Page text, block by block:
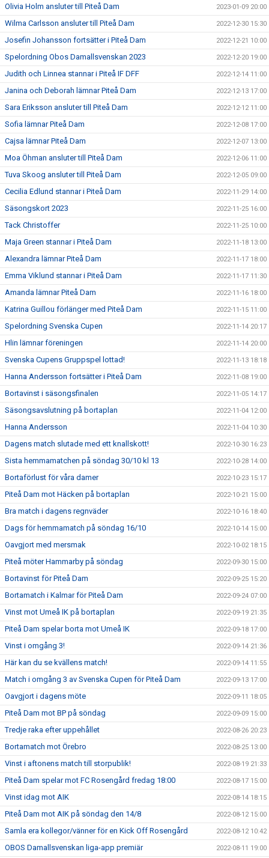
Olivia Holm ansluter till Piteå Dam 2023-01-09 20:00
Wilma Carlsson ansluter till Piteå Dam 2022-12-30 15:30
Josefin Johansson fortsätter i Piteå Dam 2022-12-21 10:00
Spelordning Obos Damallsvenskan 2023 2022-12-20 19:00
Judith och Linnea stannar i Piteå IF DFF 2022-12-14 11:00
Janina och Deborah lämnar Piteå Dam 2022-12-13 17:00
Sara Eriksson ansluter till Piteå Dam 2022-12-12 11:00
Sofia lämnar Piteå Dam 2022-12-08 17:00
Cajsa lämnar Piteå Dam 2022-12-07 13:00
Moa Öhman ansluter till Piteå Dam 2022-12-06 11:00
Tuva Skoog ansluter till Piteå Dam 2022-12-05 09:00
Cecilia Edlund stannar i Piteå Dam 2022-11-29 14:00
Säsongskort 2023 2022-11-25 16:00
Tack Christoffer 2022-11-25 10:00
Maja Green stannar i Piteå Dam 2022-11-18 13:00
Alexandra lämnar Piteå Dam 2022-11-17 18:00
Emma Viklund stannar i Piteå Dam 2022-11-17 11:30
Amanda lämnar Piteå Dam 2022-11-16 18:00
Katrina Guillou förlänger med Piteå Dam 2022-11-15 11:00
Spelordning Svenska Cupen 2022-11-14 20:17
Hlin lämnar föreningen 2022-11-14 20:00
Svenska Cupens Gruppspel lottad! 2022-11-13 18:18
Hanna Andersson fortsätter i Piteå Dam 2022-11-08 19:00
Bortavinst i säsongsfinalen 2022-11-05 14:17
Säsongsavslutning på bortaplan 2022-11-04 12:00
Hanna Andersson 2022-11-04 10:30
Dagens match slutade med ett knallskott! 2022-10-30 16:23
Sista hemmamatchen på söndag 30/10 kl 13 2022-10-28 14:00
Bortaförlust för våra damer 2022-10-23 15:17
Piteå Dam mot Häcken på bortaplan 2022-10-21 15:00
Bra match i dagens regnväder 2022-10-16 18:40
Dags för hemmamatch på söndag 16/10 2022-10-14 15:00
Oavgjort med mersmak 2022-10-02 18:15
Piteå möter Hammarby på söndag 2022-09-30 15:00
Bortavinst för Piteå Dam 2022-09-25 15:20
Bortamatch i Kalmar för Piteå Dam 2022-09-24 07:00
Vinst mot Umeå IK på bortaplan 2022-09-19 21:35
Piteå Dam spelar borta mot Umeå IK 2022-09-18 17:00
Vinst i omgång 3! 2022-09-14 21:36
Här kan du se kvällens match! 2022-09-14 11:55
Match i omgång 3 av Svenska Cupen för Piteå Dam 2022-09-13 17:00
Oavgjort i dagens möte 2022-09-11 18:05
Piteå Dam mot BP på söndag 2022-09-09 15:00
Tredje raka efter uppehållet 2022-08-26 20:23
Bortamatch mot Örebro 2022-08-25 13:00
Vinst i aftonens match till storpublik! 2022-08-19 21:33
Piteå Dam spelar mot FC Rosengård fredag 18:00 2022-08-17 15:00
Vinst idag mot AIK 2022-08-14 18:15
Piteå Dam mot AIK på söndag den 14/8 2022-08-12 15:00
Samla era kollegor/vänner för en Kick Off Rosengård 2022-08-12 10:42
OBOS Damallsvenskan liga-app premiär 2022-08-11 19:00